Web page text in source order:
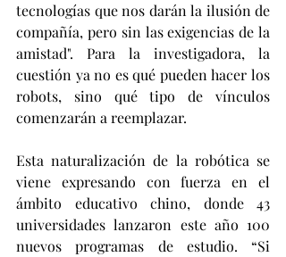
tecnologías que nos darán la ilusión de
compañía, pero sin las exigencias de la
amistad". Para la investigadora, la
cuestión ya no es qué pueden hacer los
robots, sino qué tipo de vínculos
comenzarán a reemplazar.
Esta naturalización de la robótica se
viene expresando con fuerza en el
ámbito educativo chino, donde 43
universidades lanzaron este año 100
nuevos programas de estudio. “Si